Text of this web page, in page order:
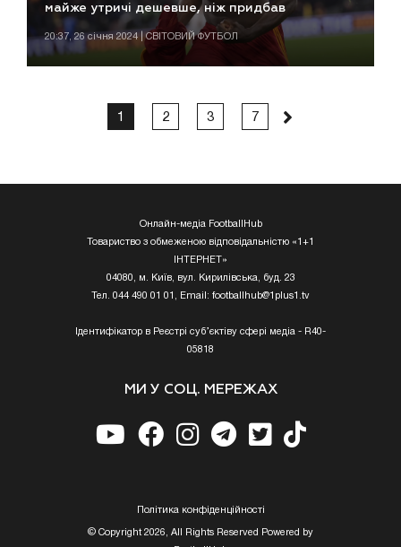
майже утричі дешевше, ніж придбав
20:37, 26 січня 2024 | СВІТОВИЙ ФУТБОЛ
1 2 3 7
Онлайн-медіа FootballHub
Товариство з обмеженою відповідальністю «1+1
ІНТЕРНЕТ»
04080, м. Київ, вул. Кирилівська, буд. 23
Тел. 044 490 01 01, Email: footballhub@1plus1.tv
Ідентифікатор в Реєстрі суб’єктіву сфері медіа - R40-
05818
МИ У СОЦ. МЕРЕЖАХ
Полiтика конфiденцiйностi
© Copyright 2026, All Rights Reserved Powered by